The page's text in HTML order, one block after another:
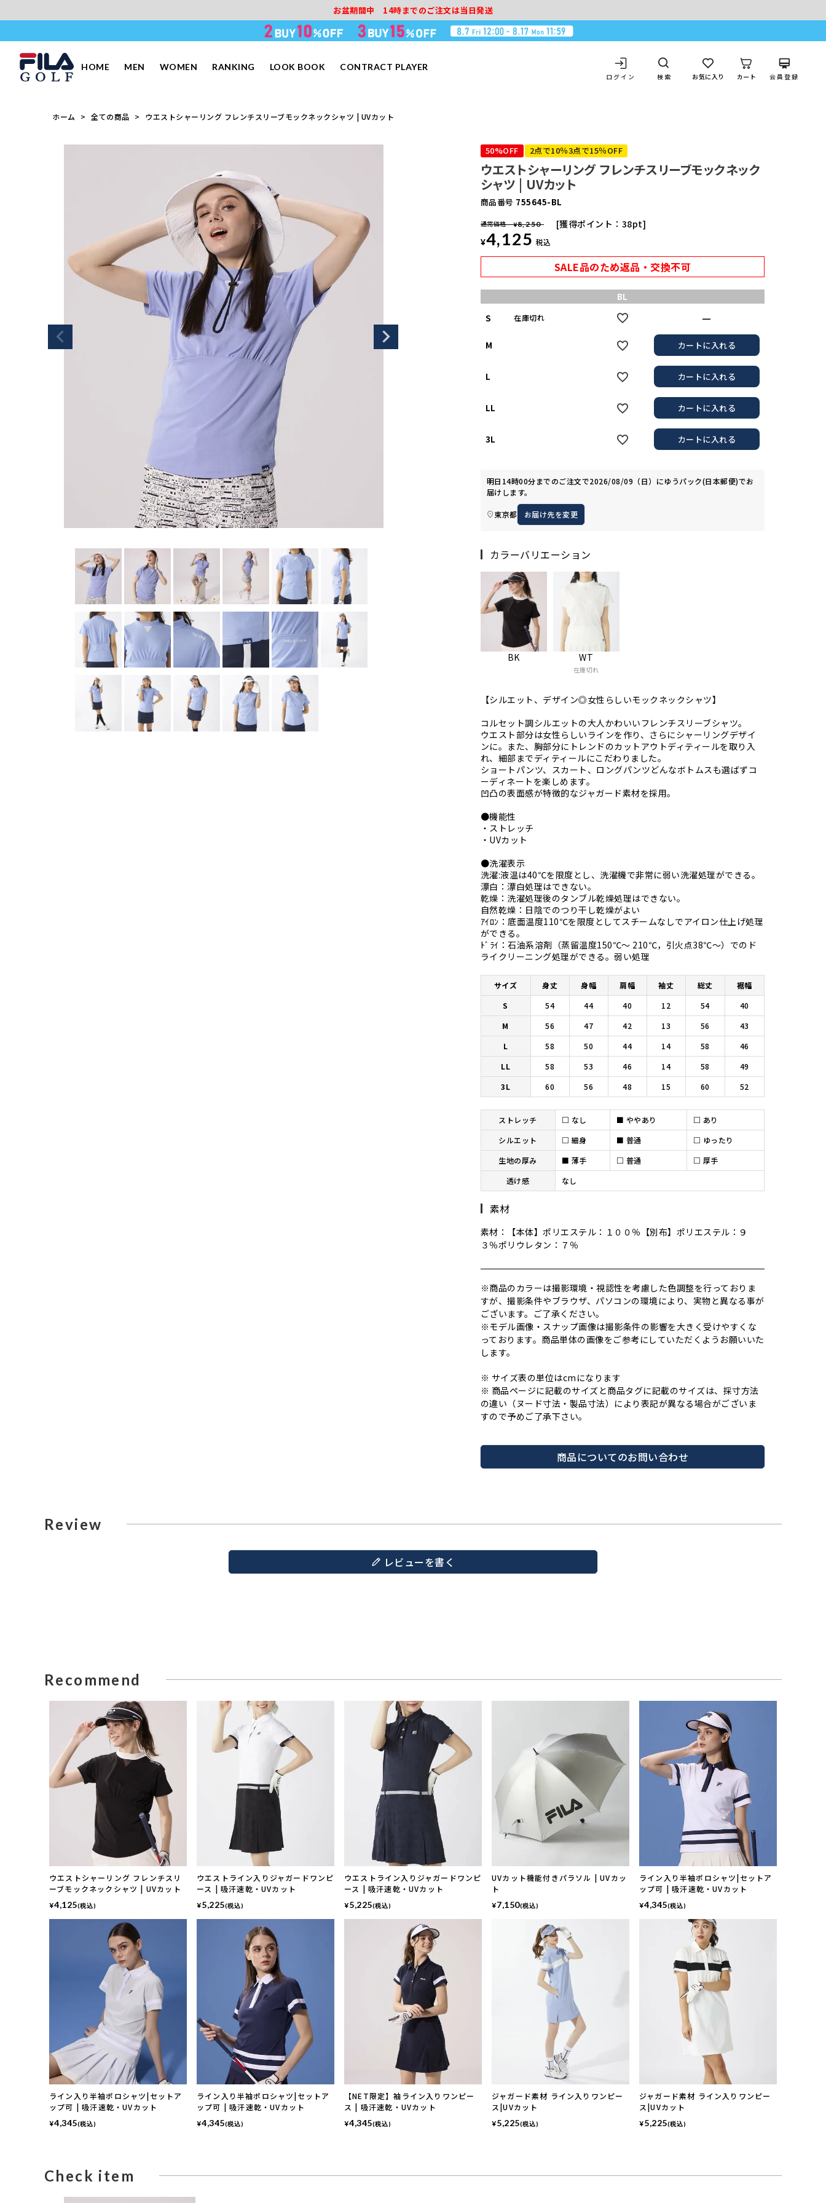
お盆期間中 14時までのご注文は当日発送
HOME MEN WOMEN RANKING LOOK BOOK CONTRACT PLAYER
ログイン 検索 お気に入り カート 会員登録
ホーム 全ての商品 ウエストシャーリング フレンチスリーブモックネックシャツ | UVカット
50%OFF 2点で10％3点で15％OFF
ウエストシャーリング フレンチスリーブモックネック
シャツ | UVカット
商品番号 755645-BL
通常価格 ¥8,250
¥4,125 税込
獲得ポイント： 38pt
SALE品のため返品・交換不可
BL
S
在庫切れ —
M カートに入れる
L カートに入れる
LL カートに入れる
3L カートに入れる
明日 14時00分までのご注文で2026/08/09（日） にゆうパック(日本郵便)でお
届けします。
東京都 お届け先を変更
カラーバリエーション
BK WT
在庫切れ
【シルエット、デザイン◎女性らしいモックネックシャツ】
コルセット調シルエットの大人かわいいフレンチスリーブシャツ。
ウエスト部分は女性らしいラインを作り、さらにシャーリングデザイ
ンに。また、胸部分にトレンドのカットアウトディティールを取り入
れ、細部までディティールにこだわりました。
ショートパンツ、スカート、ロングパンツどんなボトムスも選ばずコ
ーディネートを楽しめます。
凹凸の表面感が特徴的なジャガード素材を採用。
●機能性
・ストレッチ
・UVカット
●洗濯表示
洗濯:液温は40℃を限度とし、洗濯機で非常に弱い洗濯処理ができる。
漂白：漂白処理はできない。
乾燥：洗濯処理後のタンブル乾燥処理はできない。
自然乾燥：日陰でのつり干し乾燥がよい
ｱｲﾛﾝ：底面温度110℃を限度としてスチームなしでアイロン仕上げ処理
ができる。
ﾄﾞﾗｲ：石油系溶剤（蒸留温度150℃～ 210℃，引火点38℃～）でのド
ライクリーニング処理ができる。弱い処理
サイズ 身丈 身幅 肩幅 袖丈 総丈
裾幅
S
54 44 40 12 54
40
M
56 47 42 13 56
43
L
58 50 44 14 58
46
LL
58 53 46 14 58
49
3L
60 56 48 15 60 52
ストレッチ □ なし ■ ややあり □ あり
シルエット
□ 細身 ■ 普通 □ ゆったり
生地の厚み
■ 薄手 □ 普通 □ 厚手
透け感
なし
素材
素材：【本体】ポリエステル：１００％【別布】ポリエステル：９
３％ポリウレタン：７％
※商品のカラーは撮影環境・視認性を考慮した色調整を行っておりま
すが、撮影条件やブラウザ、パソコンの環境により、実物と異なる事が
ございます。ご了承ください。
※モデル画像・スナップ画像は撮影条件の影響を大きく受けやすくな
っております。商品単体の画像をご参考にしていただくようお願いいた
します。
※ サイズ表の単位はcmになります
※ 商品ページに記載のサイズと商品タグに記載のサイズは、採寸方法
の違い（ヌード寸法・製品寸法）により表記が異なる場合がございま
すので予めご了承下さい。
商品についてのお問い合わせ
Review
レビューを書く
Recommend
ウエストシャーリング フレンチスリ
ーブモックネックシャツ | UVカット
¥4,125(税込)
ウエストライン入りジャガードワンピ
ース | 吸汗速乾・UVカット
¥5,225(税込)
ウエストライン入りジャガードワンピ
ース | 吸汗速乾・UVカット
¥5,225(税込)
UVカット機能付きパラソル | UVカッ
ト
¥7,150(税込)
ライン入り半袖ポロシャツ|セットア
ップ可 | 吸汗速乾・UVカット
¥4,345(税込)
ライン入り半袖ポロシャツ|セットア
ップ可 | 吸汗速乾・UVカット
¥4,345(税込)
ライン入り半袖ポロシャツ|セットア
ップ可 | 吸汗速乾・UVカット
¥4,345(税込)
【NET限定】袖ライン入りワンピー
ス | 吸汗速乾・UVカット
¥4,345(税込)
ジャガード素材 ライン入りワンピー
ス|UVカット
¥5,225(税込)
ジャガード素材 ライン入りワンピー
ス|UVカット
¥5,225(税込)
Check item